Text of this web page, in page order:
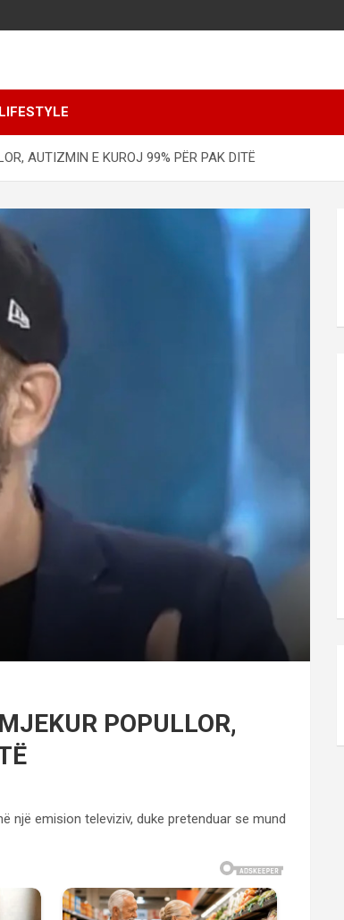
LIFESTYLE
AUTIZMIN E KUROJ 99% PËR PAK DITË
POPULLOR,
një emision televiziv, duke pretenduar se mund